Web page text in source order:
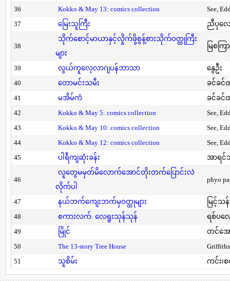
36
Kokko & May 13: comics collection
See,
37
မြေးသူကြီး ညီပုလေ
38
သိုက်စောင့်မာယာနှင့်လှိုက်ဖို့စွန့်စားသိုက်ဝတ္ထုကြီး
များ
မြစကြာ
39 လွယ်ကူလေ့လာဂျပန်ဘာသာ
နွေဦး
40
တောမင်းသမီး
ခင်ခင်
41
မအိမ်ကံ
ခင်ခင်
42
Kokko & May 5: comics collection
See,
43
Kokko & May 10: comics collection
See,
44
Kokko & May 12: comics collection
See,
45
ပါရီကျဆုံးခန်း အာရင်
46
လူတွေမမှတ်မိလောက်အောင်တိုးတက်ပြောင်းလဲ
လိုက်ပါ
phyo
47 နယ်ဘက်ကျေးဘက်မှဝတ္ထုများ
မြင့်သန်
48
စကားလက်: လေရူးသုန်သုန်
ရစ်ပလ
49
မြိုင်
တင်အေ
50
The 13-story Tree House
51
သူစိမ်း ကင်း၊